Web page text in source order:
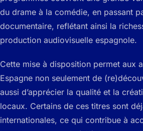
du drame à la comédie, en passant
documentaire, reflétant ainsi la
production audiovisuelle espagnole.
Cette mise à disposition permet aux
Espagne non seulement de
aussi d’apprécier la qualité et la
locaux. Certains de ces titres sont
internationales, ce qui contribue à